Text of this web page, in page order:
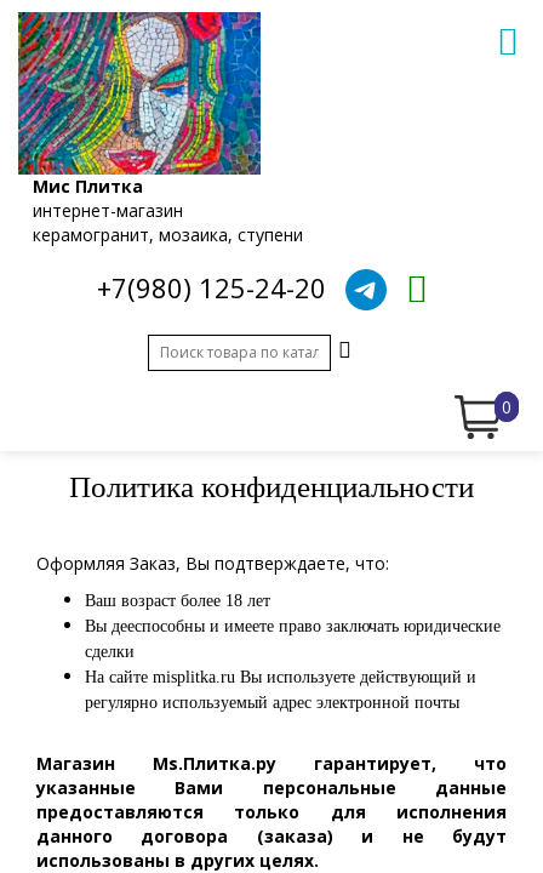
Мис Плитка
интернет-магазин
керамогранит, мозаика, ступени
+7(980) 125-24-20
0
Политика конфиденциальности
Оформляя Заказ, Вы подтверждаете, что:
Ваш возраст более 18 лет
Вы дееспособны и имеете право заключать юридические
сделки
На сайте misplitka.ru Вы используете действующий и
регулярно используемый адрес электронной почты
Магазин Ms.Плитка.ру гарантирует, что
указанные Вами персональные данные
предоставляются только для исполнения
данного договора (заказа) и не будут
использованы в других целях.